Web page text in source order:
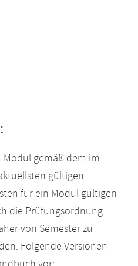
Modul gemäß dem im
gültigen
für ein Modul gültigen
die Prüfungsordnung
von Semester zu
Folgende Versionen